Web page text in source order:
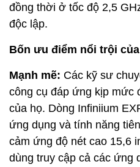
đồng thời ở tốc độ 2,5
độc lập.
Bốn ưu điểm nổi trội
Mạnh mẽ: Các kỹ sư
công cụ đáp ứng kịp mức
của họ. Dòng Infiniium
ứng dụng và tính năng
cảm ứng độ nét cao 15,6
dùng truy cập cả các ứng